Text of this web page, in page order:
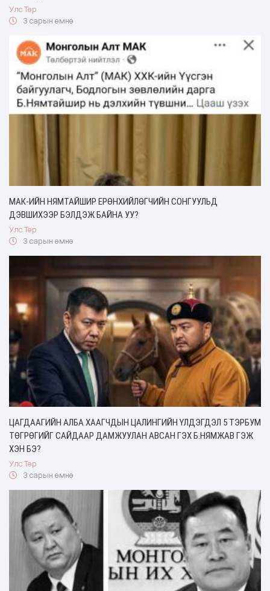
Улс Төр
3 сарын өмнө
МАК-ИЙН НЯМТАЙШИР ЕРӨНХИЙЛӨГЧИЙН СОНГУУЛЬД
ДЭВШИХЭЭР БЭЛДЭЖ БАЙНА УУ?
Улс Төр
3 сарын өмнө
ЦАГДААГИЙН АЛБА ХААГЧДЫН ЦАЛИНГИЙН ҮЛДЭГДЭЛ 5 ТЭРБУМ
ТӨГРӨГИЙГ САЙДААР ДАМЖУУЛАН АВСАН ГЭХ Б.НЯМЖАВ ГЭЖ
ХЭН БЭ?
Улс Төр
3 сарын өмнө